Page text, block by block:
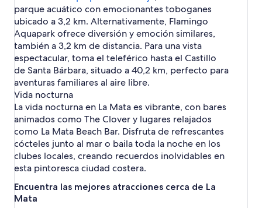
a
m
i
n
o
r
d
e
l
e
g
u
r
a
L
a
M
a
t
a
n
T
o
r
r
e
v
i
e
j
a
T
o
r
r
e
v
i
e
j
a
parque acuático con emocionantes toboganes
ubicado a 3,2 km. Alternativamente, Flamingo
Aquapark ofrece diversión y emoción similares,
también a 3,2 km de distancia. Para una vista
espectacular, toma el teleférico hasta el Castillo
de Santa Bárbara, situado a 40,2 km, perfecto para
aventuras familiares al aire libre.
Vida nocturna
La vida nocturna en La Mata es vibrante, con bares
animados como The Clover y lugares relajados
como La Mata Beach Bar. Disfruta de refrescantes
cócteles junto al mar o baila toda la noche en los
clubes locales, creando recuerdos inolvidables en
esta pintoresca ciudad costera.
Encuentra las mejores atracciones cerca de La
Mata